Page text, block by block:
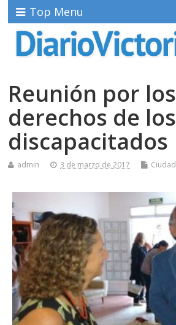
Top Menu
Reunión por los
derechos de los
discapacitados
admin 3 de marzo de 2017 Ciudad